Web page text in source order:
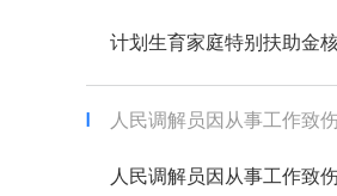
计划生育家庭特别扶助金
人民调解员因从事工作致
人民调解员因从事工作致